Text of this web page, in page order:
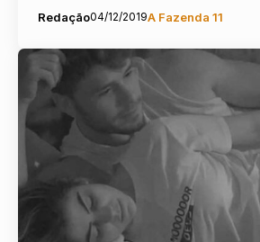
Redação04/12/2019A Fazenda 11